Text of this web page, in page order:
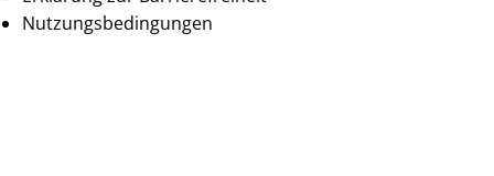
Nutzungsbedingungen